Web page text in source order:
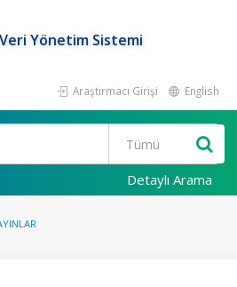
Yönetim Sistemi
Araştırmacı Girişi English
Detaylı Arama